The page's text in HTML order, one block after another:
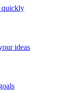
quickly
ideas